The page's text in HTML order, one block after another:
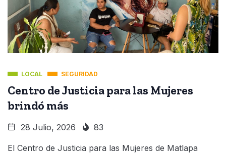
LOCAL SEGURIDAD
Centro de Justicia para las Mujeres
brindó más
28 Julio, 2026 83
El Centro de Justicia para las Mujeres de Matlapa